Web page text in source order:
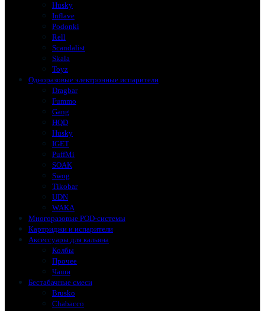
Husky
Inflave
Podonki
Rell
Scandalist
Skala
Toyz
Одноразовые электронные испарители
Dragbar
Fummo
Gang
HQD
Husky
IGET
PuffMi
SOAK
Swog
Tikobar
UDN
WAKA
Многоразовые POD-системы
Картриджи и испарители
Аксессуары для кальяна
Колбы
Прочее
Чаши
Бестабачные смеси
Brusko
Chabacco